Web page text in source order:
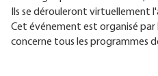
Ils se dérouleront virtuellement
Cet événement est organisé par
concerne tous les programmes